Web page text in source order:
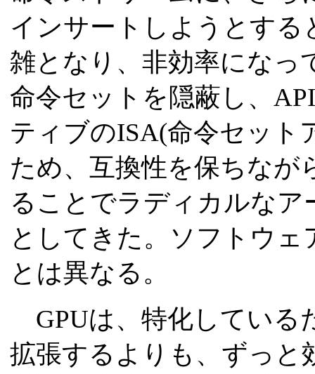
インサートしようとす
雑となり、非効率になっ
命令セットを隠蔽し、
ティブのISA(命令セット
ため、互換性を保ちなが
ることでラディカルな
としてきた。ソフトウェ
とは異なる。
GPUは、特化している
拡張するよりも、ずっと